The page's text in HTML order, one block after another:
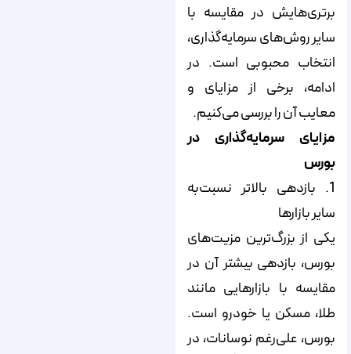
برتری‌هایش در مقایسه با
سایر روش‌های سرمایه‌گذاری،
انتخاب محبوبی است. در
ادامه، برخی از مزایای و
معایب آن را بررسی می‌کنیم.
مزایای سرمایه‌گذاری در
بورس
1. بازدهی بالاتر نسبت‌به
سایر بازارها
یکی از بزرگ‌ترین مزیت‌های
بورس، بازدهی بیشتر آن در
مقایسه با بازارهایی مانند
طلا، مسکن یا خودرو است.
بورس، علی‌رغم نوسانات، در